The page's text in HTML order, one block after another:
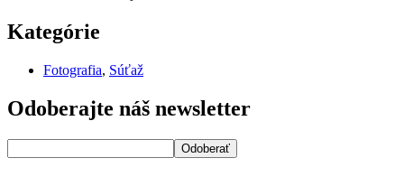
Kategórie
Fotografia, Súťaž
Odoberajte náš newsletter